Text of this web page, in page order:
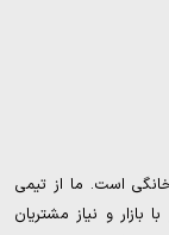
خانگی است. ما از تیمی
و نیاز مشتریان